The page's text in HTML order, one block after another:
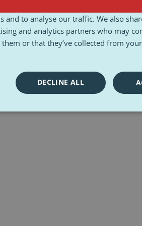
and to analyse our traffic. We also
and analytics partners who may
or that they’ve collected from
DECLINE ALL